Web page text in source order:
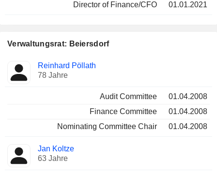
Director of Finance/CFO 01.01.2021
Verwaltungsrat: Beiersdorf
Verwaltungsratsmitglied
Reinhard Pöllath
78 Jahre
Audit Committee
01.04.2008
Finance Committee
01.04.2008
Nominating Committee Chair
01.04.2008
Jan Koltze
63 Jahre